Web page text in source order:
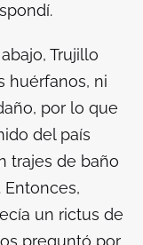
Trujillo
huérfanos, ni
por lo que
del país
trajes de baño
un rictus de